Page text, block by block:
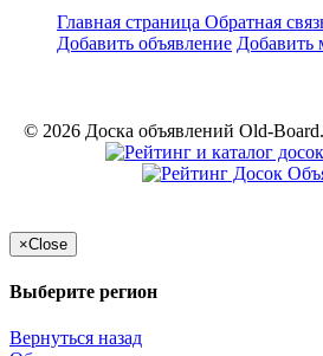
Главная страница Обратная
Добавить объявление Добавить
© 2026 Доска объявлений Old-
×Close
Выберите регион
Вернуться назад